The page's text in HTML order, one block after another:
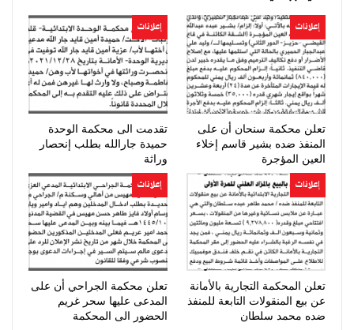
إعلانات
تعلن محكمة سنحان أن على
المنفذ ضده بشير قاسم إخلاء
العين المؤجرة
إعلانات
تقدمت الى محكمة الوحدة
حميدة جارالله بطلب إنحصار
وراثة
إعلانات
تعلن المحكمة التجارية بالأمانة
عن بيع المنقولات التابعة للمنفذ
ضده محمد سلطان
إعلانات
تعلن محكمة الجراحي أن على
المدعى عليها سحر غريم
الحضور الى المحكمة